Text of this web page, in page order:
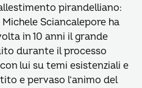
pirandelliano:
Michele Sciancalepore ha
in 10 anni il grande
durante il processo
lui su temi esistenziali e
e pervaso l’animo del